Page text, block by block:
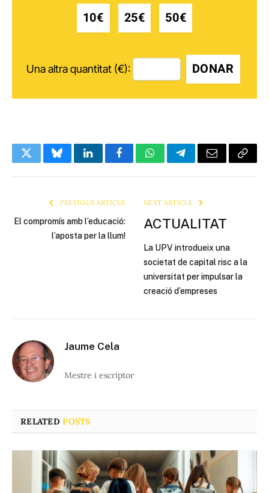
10€ 25€ 50€
Una altra quantitat (€): DONAR
TwitterBlueskyLinkedInFacebookWhatsAppTelegramEmail Copy
PREVIOUS ARTICLE
El compromís amb l’educació:
l’aposta per la llum!
NEXT ARTICLE
ACTUALITAT
La UPV introdueix una
societat de capital risc a la
universitat per impulsar la
creació d’empreses
Jaume Cela
Mestre i escriptor
RELATEDPOSTS